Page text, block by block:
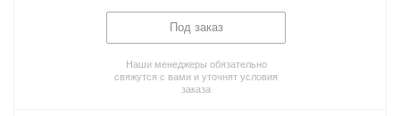
Под заказ
Наши менеджеры обязательно
свяжутся с вами и уточнят условия
заказа